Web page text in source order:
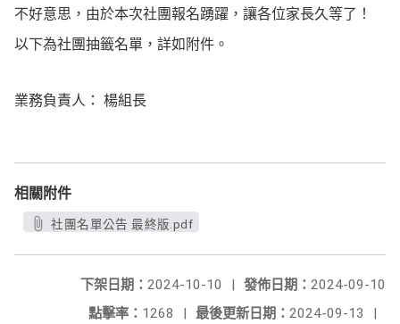
不好意思，由於本次社團報名踴躍，讓各位家長久等了！
以下為社團抽籤名單，詳如附件。
業務負責人： 楊組長
相關附件
社團名單公告 最終版.pdf
發佈日期： 2024-09-10
下架日期： 2024-10-10
|
最後更新日期： 2024-09-13 |
點擊率： 1268 |